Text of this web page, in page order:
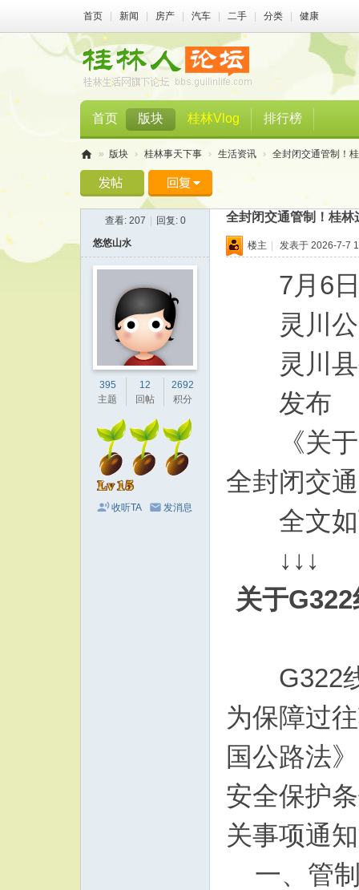
首页 新闻 房产 汽车 二手 分类 健康
首页 版块 桂林Vlog 排行榜
林
» 版块 › 桂林事天下事 › 生活资讯 › 全封闭交通管制！
查看: 207 回复: 0 全封闭交通管制！桂
悠悠山水
395
主题
12
回帖
2692
积分
收听TA 发消息
楼主 | 发表于 2026-7-7
7月6
灵川公
灵川县
发布
《关于
全封闭交
全文如
↓↓↓
关于
G322线
为保障过
国公路法
安全保护
关事项通
一、管